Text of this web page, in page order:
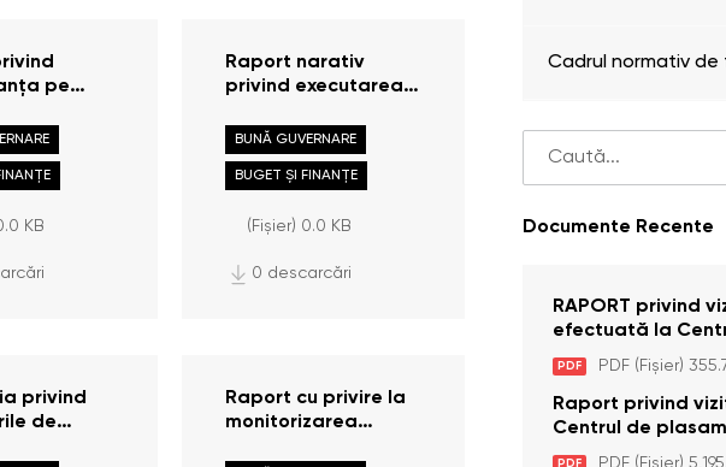
pe
la
KB
Raport narativ
privind executarea
Avocatului Poporului
la 31.12.2025
(Fișier) 0.0 KB
BUNĂ GUVERNARE
BUGET ȘI FINANȚE
0 descarcări
privind
de
Raport cu privire la
monitorizarea
Cadrul normativ de
Documente Recente
RAPORT privind
efectuată la
Temporar pentru
Dizabilități
Edineț, din data
PDF PDF (Fișier)
Raport privind
Centrul de
persoanele cu
PDF PDF (Fișier)